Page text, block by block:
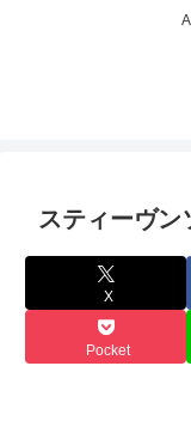
スティーヴン
X
Pocket